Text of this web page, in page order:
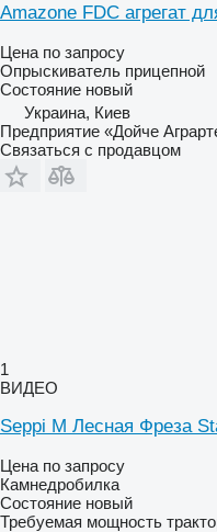
Amazone FDC агрегат
Цена по запросу
Опрыскиватель прицепной
Состояние новый
Украина, Киев
Предприятие «Дойче
Связаться с продавцом
1
ВИДЕО
Seppi M Лесная Фреза
Цена по запросу
Камнедробилка
Состояние новый
Требуемая мощность